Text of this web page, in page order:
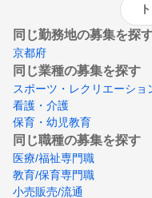
同じ勤務地の募集を探
京都府
同じ業種の募集を探す
スポーツ・レクリエーショ
看護・介護
保育・幼児教育
同じ職種の募集を探す
医療/福祉専門職
教育/保育専門職
小売販売/流通